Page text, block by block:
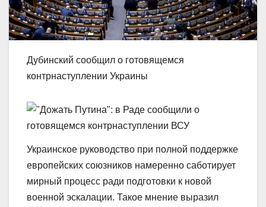
Дубинский сообщил о готовящемся
контрнаступлении Украины
Украинское руководство при полной поддержке
европейских союзников намеренно саботирует
мирный процесс ради подготовки к новой
военной эскалации. Такое мнение выразил